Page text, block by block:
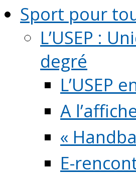
Sport pour
L’USEP :
degré
L’USEP
A
«
E-